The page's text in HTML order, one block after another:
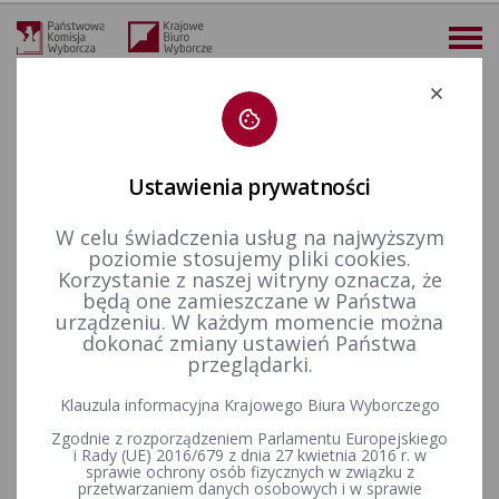
Deklaracja dostępności
więcej
Wybory i referenda Wybory do Sejmu i do Senatu Wybory uzupełniające do Senatu RP
Kadencja 2001-2005
Okręg nr 1 - Uchwała Państwowej Komisji Wyborczej z dnia 24 maja 2004 r. w sprawie przyjęcia zawiadomienia pełnomocnika wyborczego o utworzeniu Komitetu Wyborczego Wyborców Marcina Zawiły
Okręg nr 1 - Uchwała
Państwowej Komisji Wyborczej
z dnia 24 maja 2004 r. w
sprawie przyjęcia
Ustawienia prywatności
W celu świadczenia usług na najwyższym
poziomie stosujemy pliki cookies.
Korzystanie z naszej witryny oznacza, że
będą one zamieszczane w Państwa
urządzeniu. W każdym momencie można
dokonać zmiany ustawień Państwa
przeglądarki.
Klauzula informacyjna Krajowego Biura Wyborczego
Zgodnie z rozporządzeniem Parlamentu Europejskiego
i Rady (UE) 2016/679 z dnia 27 kwietnia 2016 r. w
sprawie ochrony osób fizycznych w związku z
przetwarzaniem danych osobowych i w sprawie